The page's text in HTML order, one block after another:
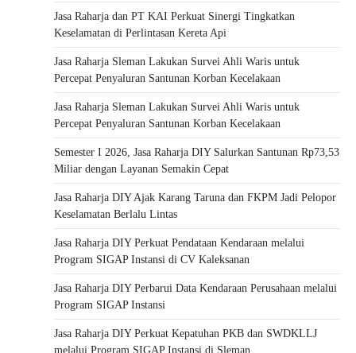
Jasa Raharja dan PT KAI Perkuat Sinergi Tingkatkan
Keselamatan di Perlintasan Kereta Api
Jasa Raharja Sleman Lakukan Survei Ahli Waris untuk
Percepat Penyaluran Santunan Korban Kecelakaan
Jasa Raharja Sleman Lakukan Survei Ahli Waris untuk
Percepat Penyaluran Santunan Korban Kecelakaan
Semester I 2026, Jasa Raharja DIY Salurkan Santunan Rp73,53
Miliar dengan Layanan Semakin Cepat
Jasa Raharja DIY Ajak Karang Taruna dan FKPM Jadi Pelopor
Keselamatan Berlalu Lintas
Jasa Raharja DIY Perkuat Pendataan Kendaraan melalui
Program SIGAP Instansi di CV Kaleksanan
Jasa Raharja DIY Perbarui Data Kendaraan Perusahaan melalui
Program SIGAP Instansi
Jasa Raharja DIY Perkuat Kepatuhan PKB dan SWDKLLJ
melalui Program SIGAP Instansi di Sleman